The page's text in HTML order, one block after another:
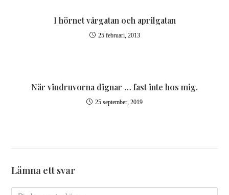
I hörnet vårgatan och aprilgatan
25 februari, 2013
När vindruvorna dignar … fast inte hos mig.
25 september, 2019
Lämna ett svar